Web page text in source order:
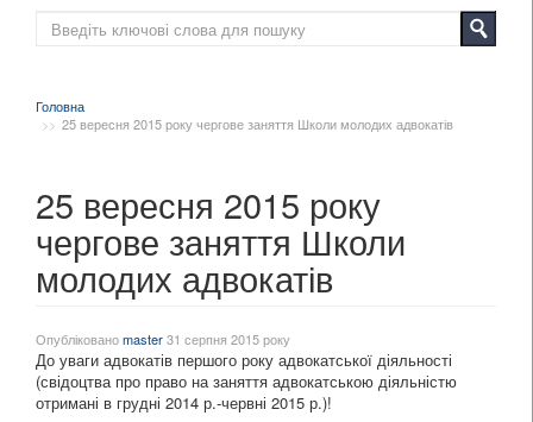
Головна
25 вересня 2015 року чергове заняття Школи молодих адвокатів
25 вересня 2015 року
чергове заняття Школи
молодих адвокатів
Опублікованоmaster31 серпня 2015 року
До уваги адвокатів першого року адвокатської діяльності
(свідоцтва про право на заняття адвокатською діяльністю
отримані в грудні 2014 р.-червні 2015 р.)!